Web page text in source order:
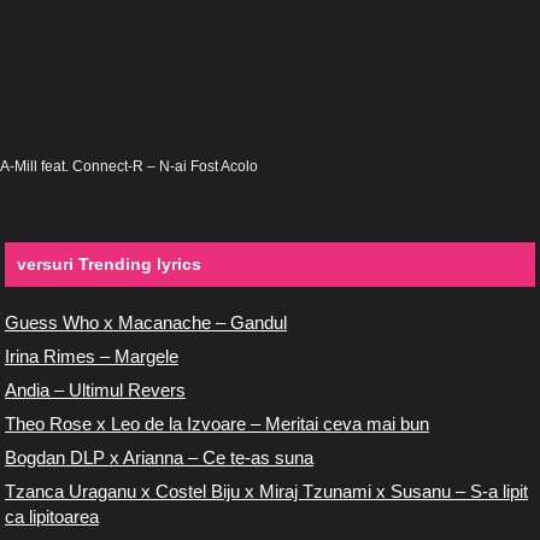
A-Mill feat. Connect-R – N-ai Fost Acolo
versuri Trending lyrics
Guess Who x Macanache – Gandul
Irina Rimes – Margele
Andia – Ultimul Revers
Theo Rose x Leo de la Izvoare – Meritai ceva mai bun
Bogdan DLP x Arianna – Ce te-as suna
Tzanca Uraganu x Costel Biju x Miraj Tzunami x Susanu – S-a lipit
ca lipitoarea